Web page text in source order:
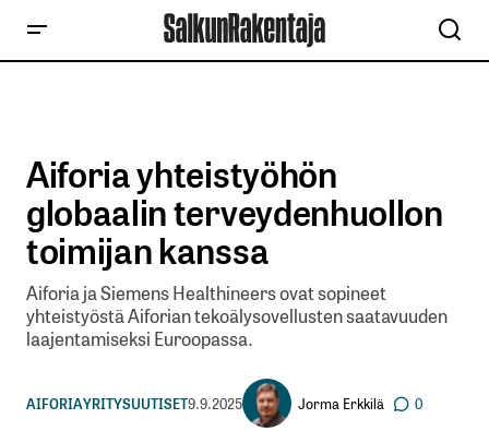
Aiforia yhteistyöhön
globaalin terveydenhuollon
toimijan kanssa
Aiforia ja Siemens Healthineers ovat sopineet
yhteistyöstä Aiforian tekoälysovellusten saatavuuden
laajentamiseksi Euroopassa.
AIFORIAYRITYSUUTISET9.9.2025 Jorma Erkkilä 0